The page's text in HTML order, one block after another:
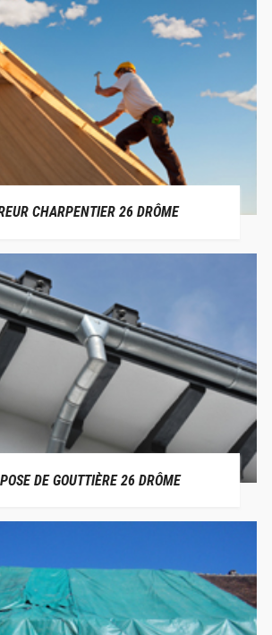
CHARPENTIER 26 DRÔME
DE GOUTTIÈRE 26 DRÔME